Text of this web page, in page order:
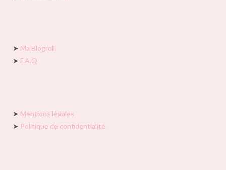
➤ Ma Blogroll
➤ F.A.Q
➤ Mentions légales
➤ Politique de confidentialité